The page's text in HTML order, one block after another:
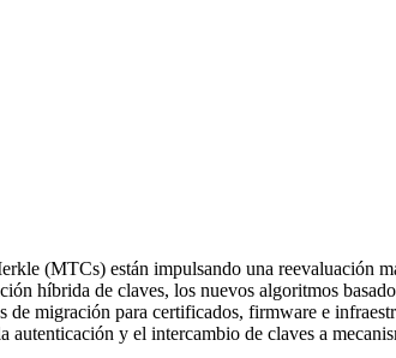
(MTCs) están impulsando una reevaluación
híbrida de claves, los nuevos algoritmos
migración para certificados, firmware e
y el intercambio de claves a